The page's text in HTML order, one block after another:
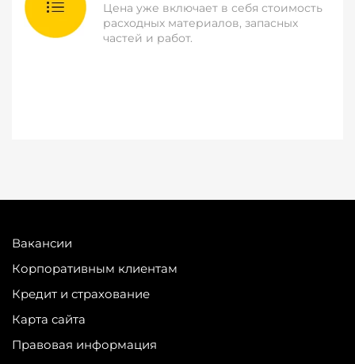
Цена уже включает в себя стоимость
расходных материалов, запасных
частей и работ.
Вакансии
Корпоративным клиентам
Кредит и страхование
Карта сайта
Правовая информация